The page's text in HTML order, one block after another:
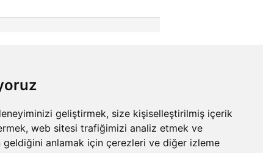
geliştirmek, size kişiselleştirilmiş içerik
web sitesi trafiğimizi analiz etmek ve
anlamak için çerezleri ve diğer izleme